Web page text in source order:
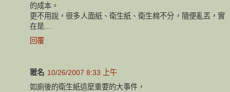
的成本。
更不用說，很多人面紙、衛生紙、衛生棉不分，隨便亂丟，實
在是....
回覆
匿名 10/26/2007 8:33 上午
如廁後的衛生紙這麼重要的大事件，